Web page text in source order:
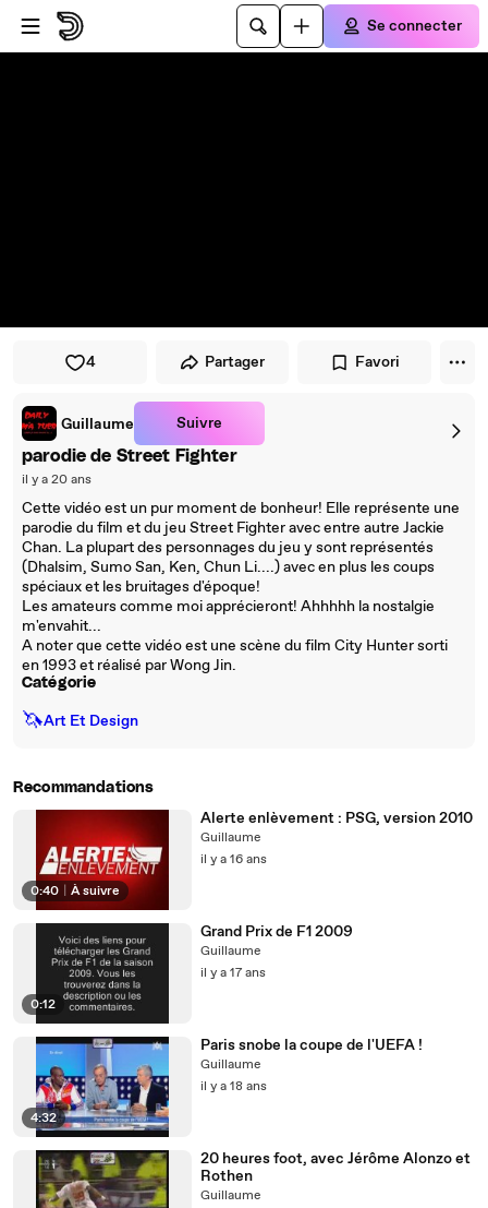
Passer au player
Passer au contenu principal
Se connecter
4 Partager Favori
Guillaume Suivre
parodie de Street Fighter
il y a 20 ans
Cette vidéo est un pur moment de bonheur! Elle représente une
parodie du film et du jeu Street Fighter avec entre autre Jackie
Chan. La plupart des personnages du jeu y sont représentés
(Dhalsim, Sumo San, Ken, Chun Li....) avec en plus les coups
spéciaux et les bruitages d'époque!
Les amateurs comme moi apprécieront! Ahhhhh la nostalgie
m'envahit...
A noter que cette vidéo est une scène du film City Hunter sorti
en 1993 et réalisé par Wong Jin.
Catégorie
🦄Art Et Design
Recommandations
0:40 À suivre
Alerte enlèvement : PSG, version 2010
Guillaume
il y a 16 ans
0:12
Grand Prix de F1 2009
Guillaume
il y a 17 ans
4:32
Paris snobe la coupe de l'UEFA !
Guillaume
il y a 18 ans
20 heures foot, avec Jérôme Alonzo et
Rothen
Guillaume